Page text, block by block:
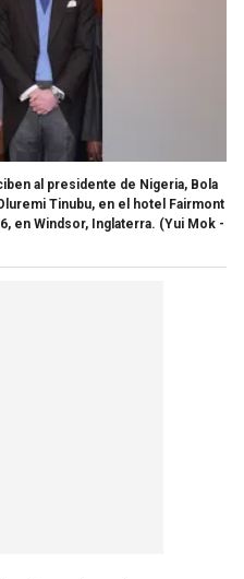
al presidente de Nigeria, Bola
Tinubu, en el hotel Fairmont
en Windsor, Inglaterra. (Yui Mok -